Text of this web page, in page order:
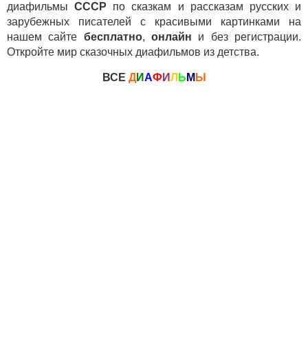
диафильмыСССР по сказкам и рассказам русских и
зарубежных писателей с красивыми картинками на
нашем сайте бесплатно,онлайн и без регистрации.
Откройте мир сказочных диафильмов из детства.
ВСЕ ДИАФ ИЛ Ь М Ы